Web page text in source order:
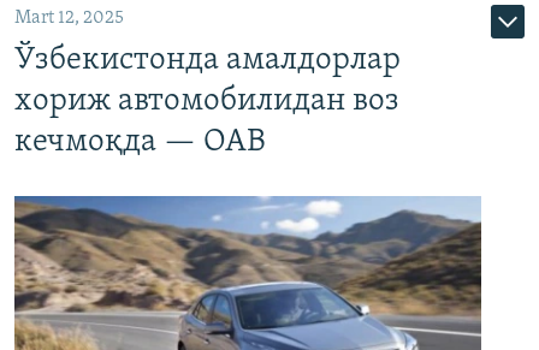
Mart 12, 2025
Ўзбекистонда амалдорлар
хориж автомобилидан воз
кечмоқда — ОАВ